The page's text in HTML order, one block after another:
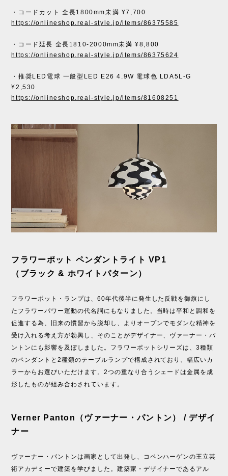
・コードカット 全長1800mm未満 ¥7,700
https://onlineshop.real-style.jp/items/86375585
・コード延長 全長1810-2000mm未満 ¥8,800
https://onlineshop.real-style.jp/items/86375624
・推奨LED電球 一般型LED E26 4.9W 電球色 LDA5L-G
¥2,530
https://onlineshop.real-style.jp/items/81608251
フラワーポット ペンダントライト VP1
（ブラック & ホワイトパターン）
フラワーポット・ランプは、60年代後半に発生した反戦を御旗にし
たフラワーパワー運動の代名詞にもなりました。当時は平和と調和を
促進する為、旧来の慣習から脱却し、よりオープンでモダンな精神を
受け入れる考え方が勃興し、そのことがデザイナー、ヴァーナー・パ
ントンにも影響を及ぼしました。フラワーポットシリーズは、3種類
のペンダントと2種類のテーブルランプで構成されており、幅広いカ
ラーからお選びいただけます。2つの重なり合うシェードは金属を成
形したものが組み合わされています。
Verner Panton（ヴァーナー・パントン） / デザイ
ナー
ヴァーナー・パントンは画家として出発し、コペンハーゲンの王立芸
術アカデミーで建築を学びました。建築家・デザイナーであるアル